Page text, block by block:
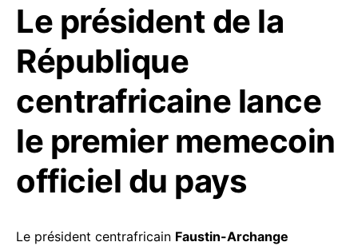
Le président de la
République
centrafricaine lance
le premier memecoin
officiel du pays
Le président centrafricain Faustin-Archange